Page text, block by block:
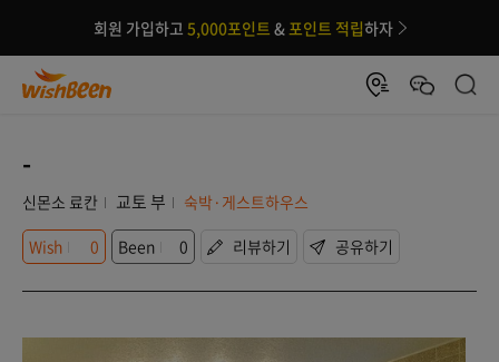
회원 가입하고 5,000포인트 &포인트 적립하자
-
신몬소 료칸 교토 부
숙박·게스트하우스
Wish
0 Been 0 리뷰하기 공유하기